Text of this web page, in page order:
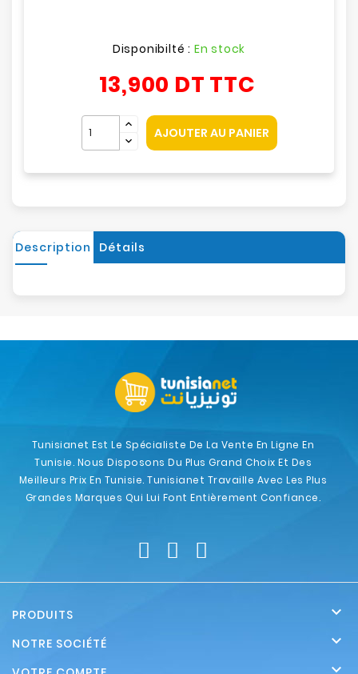
Disponibilté : En stock
13,900 DT TTC
AJOUTER AU PANIER
Description Détails
Tunisianet Est Le Spécialiste De La Vente En Ligne En
Tunisie. Nous Disposons Du Plus Grand Choix Et Des
Meilleurs Prix En Tunisie. Tunisianet Travaille Avec Les Plus
Grandes Marques Qui Lui Font Entièrement Confiance.
PRODUITS 
NOTRE SOCIÉTÉ 
